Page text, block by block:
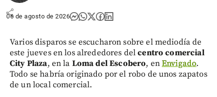
share
06 de agosto de 2026
Varios disparos se escucharon sobre el mediodía de
este jueves en los alrededores delcentro comercial
City Plaza, en la Loma del Escobero, enEnvigado.
Todo se habría originado por el robo de unos zapatos
de un local comercial.